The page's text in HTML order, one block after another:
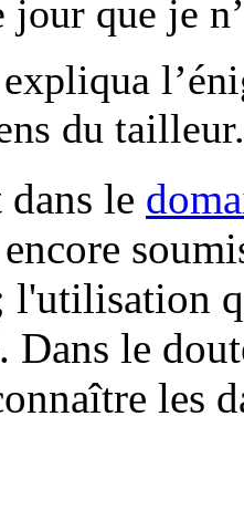
jour que je
du tailleur.
le
l'utilisation
Dans le
les